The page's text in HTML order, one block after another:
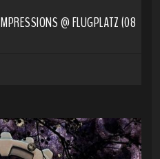
@ FLUGPLATZ (08